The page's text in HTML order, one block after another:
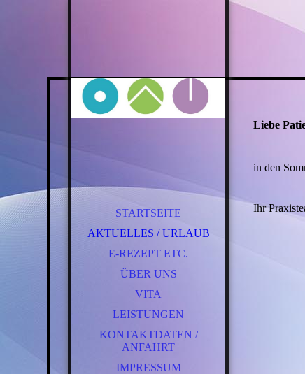
STARTSEITE
AKTUELLES / URLAUB
E-REZEPT ETC.
ÜBER UNS
VITA
LEISTUNGEN
KONTAKTDATEN /
ANFAHRT
IMPRESSUM
Liebe
in den
Ihr